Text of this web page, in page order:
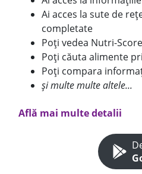
Ai acces la sute de
completate
Poți vedea Nutri-
Poți căuta alimente
Poți compara
și multe multe altele...
Află mai multe detalii